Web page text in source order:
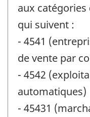
aux catégories
qui suivent :
- 4541
de vente par
- 4542
automatiques)
- 45431